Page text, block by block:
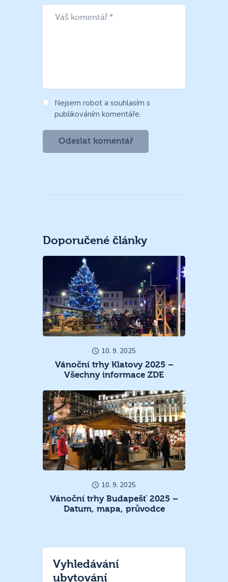
Nejsem robot a souhlasím s
publikováním komentáře.
Doporučené články
10. 9. 2025
Vánoční trhy Klatovy 2025 –
Všechny informace ZDE
10. 9. 2025
Vánoční trhy Budapešť 2025 –
Datum, mapa, průvodce
Vyhledávání
ubytování